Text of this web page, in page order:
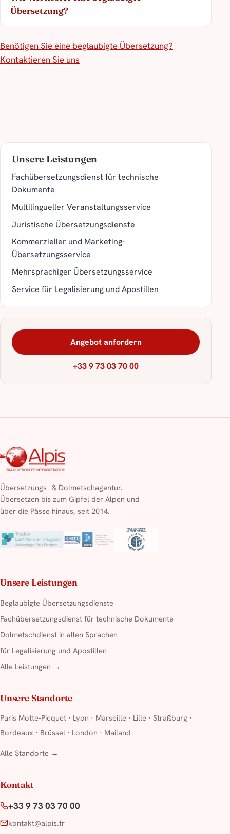
Übersetzung?
Benötigen Sie eine beglaubigte Übersetzung?
Kontaktieren Sie uns
Unsere Leistungen
Fachübersetzungsdienst für technische
Dokumente
Multilingueller Veranstaltungsservice
Juristische Übersetzungsdienste
Kommerzieller und Marketing-
Übersetzungsservice
Mehrsprachiger Übersetzungsservice
Service für Legalisierung und Apostillen
Angebot anfordern
+33 9 73 03 70 00
Übersetzungs- & Dolmetschagentur.
Übersetzen bis zum Gipfel der Alpen und
über die Pässe hinaus, seit 2014.
Unsere Leistungen
Beglaubigte Übersetzungsdienste
Fachübersetzungsdienst für technische Dokumente
Dolmetschdienst in allen Sprachen
für Legalisierung und Apostillen
Alle Leistungen →
Unsere Standorte
Paris Motte-Picquet · Lyon · Marseille · Lille · Straßburg ·
Bordeaux · Brüssel · London · Mailand
Alle Standorte →
Kontakt
+33 9 73 03 70 00
kontakt@alpis.fr